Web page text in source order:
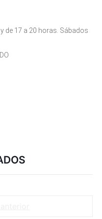
de 17 a 20 horas. Sábados